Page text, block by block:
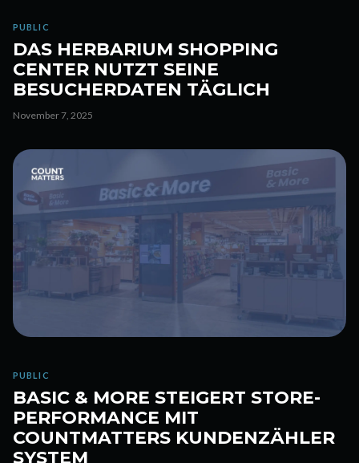
PUBLIC
DAS HERBARIUM SHOPPING
CENTER NUTZT SEINE
BESUCHERDATEN TÄGLICH
November 7, 2025
PUBLIC
BASIC & MORE STEIGERT STORE-
PERFORMANCE MIT
COUNTMATTERS KUNDENZÄHLER
SYSTEM